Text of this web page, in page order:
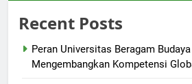
Recent Posts
Peran Universitas Beragam
Mengembangkan Kompetensi